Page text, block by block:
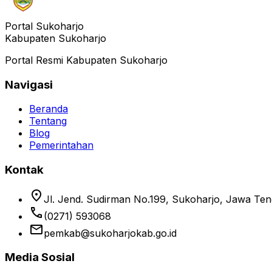
Portal Sukoharjo
Kabupaten Sukoharjo
Portal Resmi Kabupaten Sukoharjo
Navigasi
Beranda
Tentang
Blog
Pemerintahan
Kontak
location_on Jl. Jend. Sudirman No.199, Sukoharjo, Jawa
phone (0271) 593068
emailpemkab@sukoharjokab.go.id
Media Sosial